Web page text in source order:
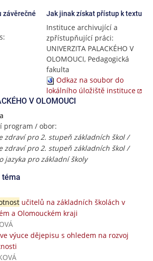
závěrečné
Jak jinak získat přístup k textu
Instituce archivující a
zpřístupňující práci:
UNIVERZITA PALACKÉHO V
OLOMOUCI, Pedagogická
fakulta
Odkaz na soubor do
lokálního úložiště instituce
V OLOMOUCI
program / obor:
zdraví pro 2. stupeň základních škol /
zdraví pro 2. stupeň základních škol /
jazyka pro základní školy
téma
učitelů na základních školách v
a Olomouckém kraji
výuce dějepisu s ohledem na rozvoj